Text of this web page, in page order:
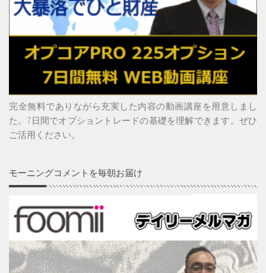
完全無料でありながら充実した内容の動画講座を用意しまし
た。7日間でオプショントレードの基礎を理解できます。ぜひ
ご活用ください。
モーニングコメントを毎朝お届け